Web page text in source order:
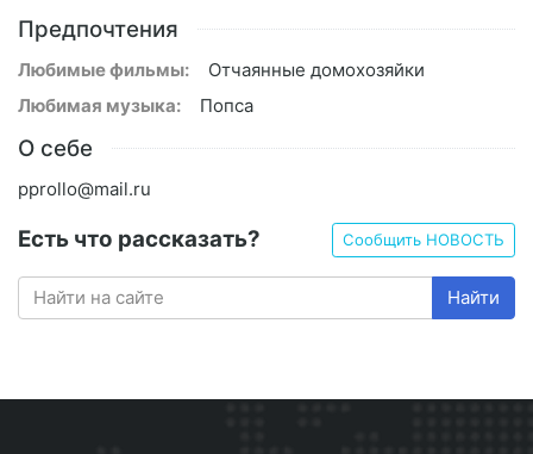
Предпочтения
Любимые фильмы:
Отчаянные домохозяйки
Любимая музыка:
Попса
О себе
pprollo@mail.ru
Есть что рассказать? Сообщить НОВОСТЬ
Найти